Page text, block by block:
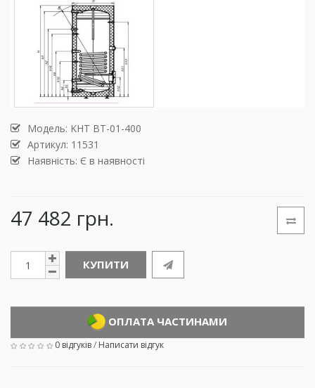
Модель: KHT BT-01-400
Артикул: 11531
Наявність: Є в наявності
47 482 грн.
КУПИТИ
ОПЛАТА ЧАСТИНАМИ
0 відгуків/ Написати відгук